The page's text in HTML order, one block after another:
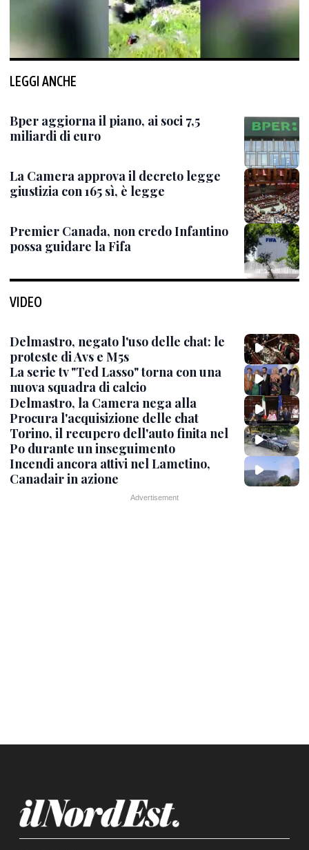
LEGGI ANCHE
Bper aggiorna il piano, ai soci 7,5
miliardi di euro
La Camera approva il decreto legge
giustizia con 165 sì, è legge
Premier Canada, non credo Infantino
possa guidare la Fifa
VIDEO
Delmastro, negato l'uso delle chat: le
proteste di Avs e M5s
La serie tv "Ted Lasso" torna con una
nuova squadra di calcio
Delmastro, la Camera nega alla
Procura l'acquisizione delle chat
Torino, il recupero dell'auto finita nel
Po durante un inseguimento
Incendi ancora attivi nel Lametino,
Canadair in azione